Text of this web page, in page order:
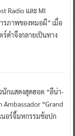
Radio และ MI
รภาพของหมอผี” เมื่อ
ดำจึงกลายเป็นทาง
กแสดงสุดฮอต “ลีน่า-
“Grand
นอร์จี้มหกรรมช้อปก